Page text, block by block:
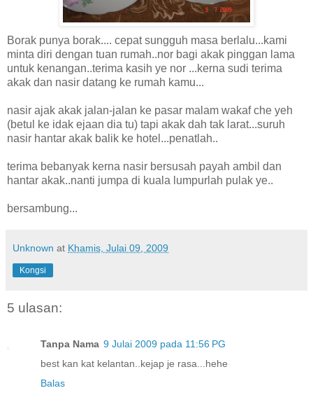
Borak punya borak.... cepat sungguh masa berlalu...kami
minta diri dengan tuan rumah..nor bagi akak pinggan lama
untuk kenangan..terima kasih ye nor ...kerna sudi terima
akak dan nasir datang ke rumah kamu...
nasir ajak akak jalan-jalan ke pasar malam wakaf che yeh
(betul ke idak ejaan dia tu) tapi akak dah tak larat...suruh
nasir hantar akak balik ke hotel...penatlah..
terima bebanyak kerna nasir bersusah payah ambil dan
hantar akak..nanti jumpa di kuala lumpurlah pulak ye..
bersambung...
Unknown at Khamis, Julai 09, 2009
Kongsi
5 ulasan:
Tanpa Nama 9 Julai 2009 pada 11:56 PG
best kan kat kelantan..kejap je rasa...hehe
Balas